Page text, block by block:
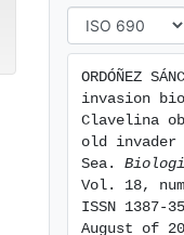
ORDÓÑEZ
invasion
Clavelina
old invader
Sea.
Vol. 18,
ISSN 1387-
August of